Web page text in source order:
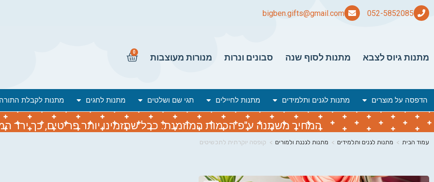
bigben.gifts@gmail.com
מתנות גיוס לצבא מתנות לסוף שנה סבונים ונרות מנורות מעוצבות
0
הדפסה על מוצרים מתנות לגנים ותלמידים מתנות לחיילים תגי שם ושלטים מתנות לחגים מתנות לקבלת התורה
המחיר משתנה ע"פ הכמות המוזמנת. ככל שתזמינו יותר פריטים, כך ירד
עמוד הבית > מתנות לגנים ותלמידים > מתנות לגננת ולמורים > קופסה יוקרתית לתכשיטים